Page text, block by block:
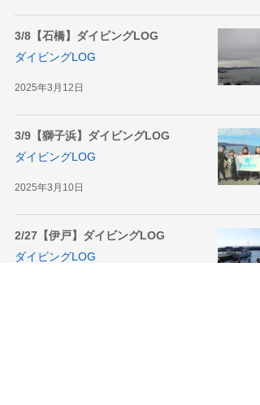
3/8【石橋】ダイビングLOG
ダイビングLOG
2025年3月12日
3/9【獅子浜】ダイビングLOG
ダイビングLOG
2025年3月10日
2/27【伊戸】ダイビングLOG
ダイビングLOG